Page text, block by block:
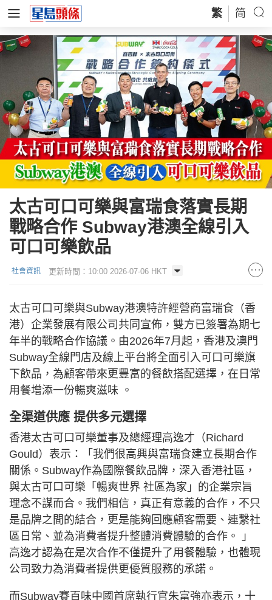
繁 简
太古可口可樂與富瑞食落實長期
戰略合作 Subway港澳全線引入
可口可樂飲品
社會資訊 更新時間：10:00 2026-07-06 HKT
太古可口可樂與Subway港澳特許經營商富瑞食（香
港）企業發展有限公司共同宣佈，雙方已簽署為期七
年半的戰略合作協議。由2026年7月起，香港及澳門
Subway全線門店及線上平台將全面引入可口可樂旗
下飲品，為顧客帶來更豐富的餐飲搭配選擇，在日常
用餐增添一份暢爽滋味 。
全渠道供應 提供多元選擇
香港太古可口可樂董事及總經理高逸才（Richard
Gould）表示：「我們很高興與富瑞食建立長期合作
關係。Subway作為國際餐飲品牌，深入香港社區，
與太古可口可樂「暢爽世界 社區為家」的企業宗旨
理念不謀而合。我們相信，真正有意義的合作，不只
是品牌之間的結合，更是能夠回應顧客需要、連繫社
區日常、並為消費者提升整體消費體驗的合作。 」
高逸才認為在是次合作不僅提升了用餐體驗，也體現
公司致力為消費者提供更優質服務的承諾。
而Subway賽百味中國首席執行官朱富強亦表示，十